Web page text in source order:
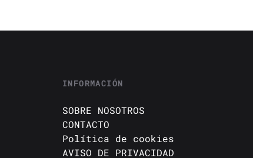
INFORMACIÓN
SOBRE NOSOTROS
CONTACTO
Política de cookies
AVISO DE PRIVACIDAD